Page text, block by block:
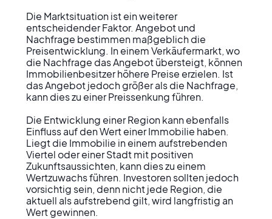
Die Marktsituation ist ein weiterer
entscheidender Faktor. Angebot und
Nachfrage bestimmen maßgeblich die
Preisentwicklung. In einem Verkäufermarkt, wo
die Nachfrage das Angebot übersteigt, können
Immobilienbesitzer höhere Preise erzielen. Ist
das Angebot jedoch größer als die Nachfrage,
kann dies zu einer Preissenkung führen.
Die Entwicklung einer Region kann ebenfalls
Einfluss auf den Wert einer Immobilie haben.
Liegt die Immobilie in einem aufstrebenden
Viertel oder einer Stadt mit positiven
Zukunftsaussichten, kann dies zu einem
Wertzuwachs führen. Investoren sollten jedoch
vorsichtig sein, denn nicht jede Region, die
aktuell als aufstrebend gilt, wird langfristig an
Wert gewinnen.